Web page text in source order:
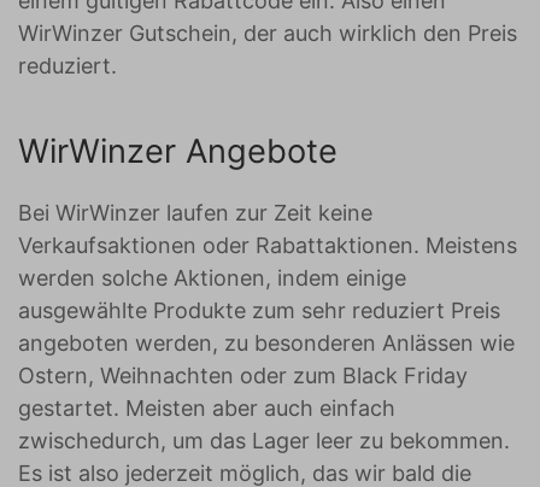
WirWinzer Gutschein, der auch wirklich den Preis
reduziert.
WirWinzer Angebote
Bei WirWinzer laufen zur Zeit keine
Verkaufsaktionen oder Rabattaktionen. Meistens
werden solche Aktionen, indem einige
ausgewählte Produkte zum sehr reduziert Preis
angeboten werden, zu besonderen Anlässen wie
Ostern, Weihnachten oder zum Black Friday
gestartet. Meisten aber auch einfach
zwischedurch, um das Lager leer zu bekommen.
Es ist also jederzeit möglich, das wir bald die